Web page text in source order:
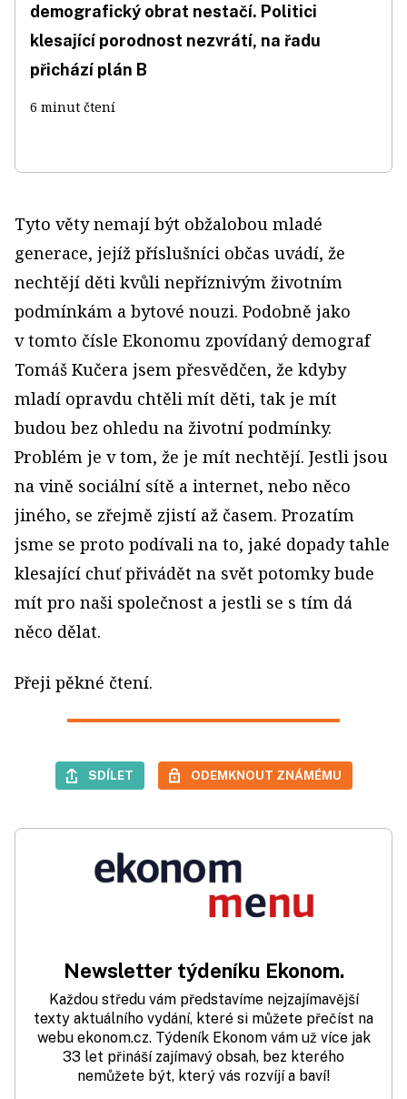
demografický obrat nestačí. Politici
klesající porodnost nezvrátí, na řadu
přichází plán B
6 minut čtení
Tyto věty nemají být obžalobou mladé
generace, jejíž příslušníci občas uvádí, že
nechtějí děti kvůli nepříznivým životním
podmínkám a bytové nouzi. Podobně jako
v tomto čísle Ekonomu zpovídaný demograf
Tomáš Kučera jsem přesvědčen, že kdyby
mladí opravdu chtěli mít děti, tak je mít
budou bez ohledu na životní podmínky.
Problém je v tom, že je mít nechtějí. Jestli jsou
na vině sociální sítě a internet, nebo něco
jiného, se zřejmě zjistí až časem. Prozatím
jsme se proto podívali na to, jaké dopady tahle
klesající chuť přivádět na svět potomky bude
mít pro naši společnost a jestli se s tím dá
něco dělat.
Přeji pěkné čtení.
SDÍLET ODEMKNOUT ZNÁMÉMU
Newsletter týdeníku Ekonom.
Každou středu vám představíme nejzajímavější
texty aktuálního vydání, které si můžete přečíst na
webu ekonom.cz. Týdeník Ekonom vám už více jak
33 let přináší zajímavý obsah, bez kterého
nemůžete být, který vás rozvíjí a baví!